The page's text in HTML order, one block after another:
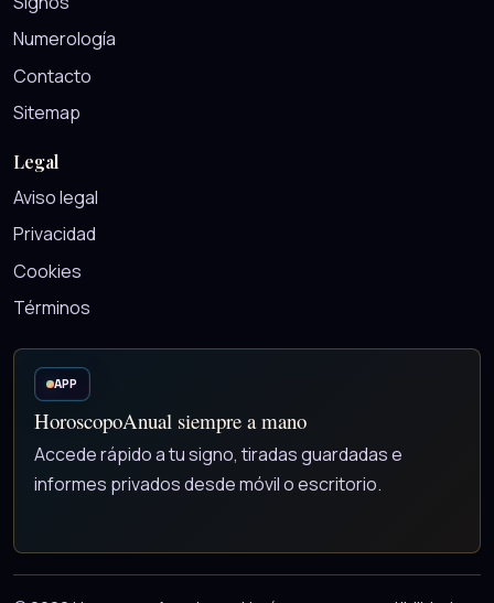
Numerología
Contacto
Sitemap
Legal
Aviso legal
Privacidad
Cookies
Términos
APP
HoroscopoAnual siempre a mano
Accede rápido a tu signo, tiradas guardadas e
informes privados desde móvil o escritorio.